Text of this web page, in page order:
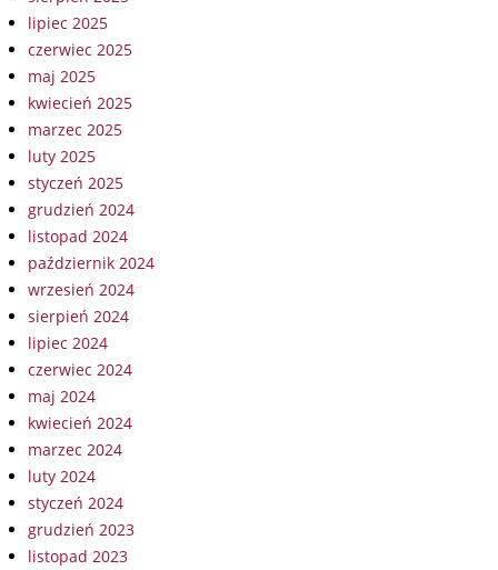
lipiec 2025
czerwiec 2025
maj 2025
kwiecień 2025
marzec 2025
luty 2025
styczeń 2025
grudzień 2024
listopad 2024
październik 2024
wrzesień 2024
sierpień 2024
lipiec 2024
czerwiec 2024
maj 2024
kwiecień 2024
marzec 2024
luty 2024
styczeń 2024
grudzień 2023
listopad 2023